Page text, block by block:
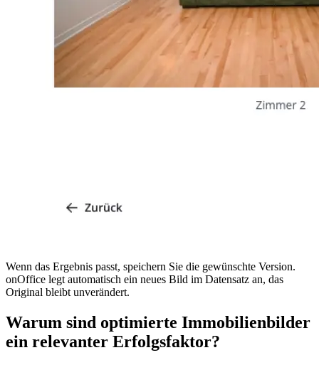
Wenn das Ergebnis passt, speichern Sie die gewünschte Version.
onOffice legt automatisch ein neues Bild im Datensatz an, das
Original bleibt unverändert.
Warum sind optimierte Immobilienbilder
ein relevanter Erfolgsfaktor?